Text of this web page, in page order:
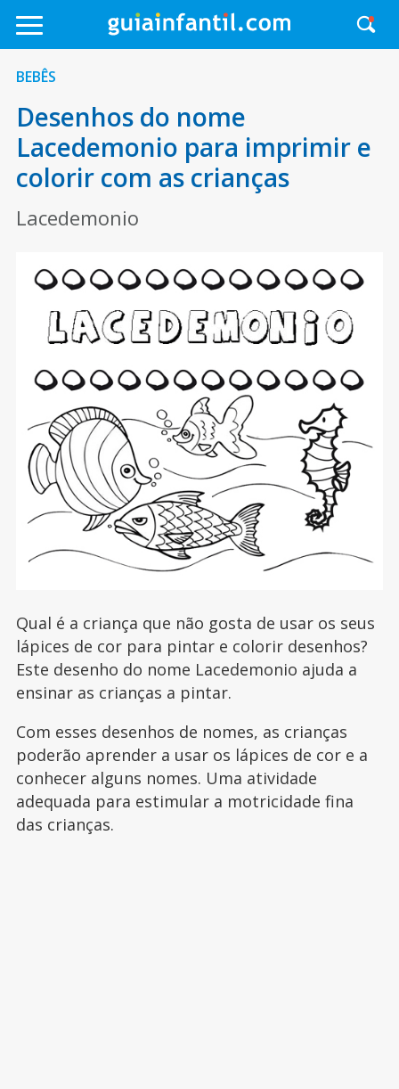
BEBÊS
Desenhos do nome
Lacedemonio para imprimir e
colorir com as crianças
Lacedemonio
Qual é a criança que não gosta de usar os seus
lápices de cor para pintar e colorir desenhos?
Este desenho do nome Lacedemonio ajuda a
ensinar as crianças a pintar.
Com esses desenhos de nomes, as crianças
poderão aprender a usar os lápices de cor e a
conhecer alguns nomes. Uma atividade
adequada para estimular a motricidade fina
das crianças.